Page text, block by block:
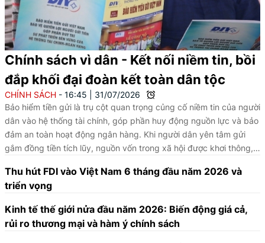
Chính sách vì dân - Kết nối niềm tin, bồi
đắp khối đại đoàn kết toàn dân tộc
CHÍNH SÁCH 16:45
31/07/2026
Bảo hiểm tiền gửi là trụ cột quan trọng củng cố niềm tin của người
dân vào hệ thống tài chính, góp phần huy động nguồn lực và bảo
đảm an toàn hoạt động ngân hàng. Khi người dân yên tâm gửi
gắm đồng tiền tích lũy, nguồn vốn trong xã hội được khơi thông,
bền vững.
Thu hút FDI vào Việt Nam 6 tháng đầu năm 2026 và
triển vọng
Kinh tế thế giới nửa đầu năm 2026: Biến động giá cả,
rủi ro thương mại và hàm ý chính sách